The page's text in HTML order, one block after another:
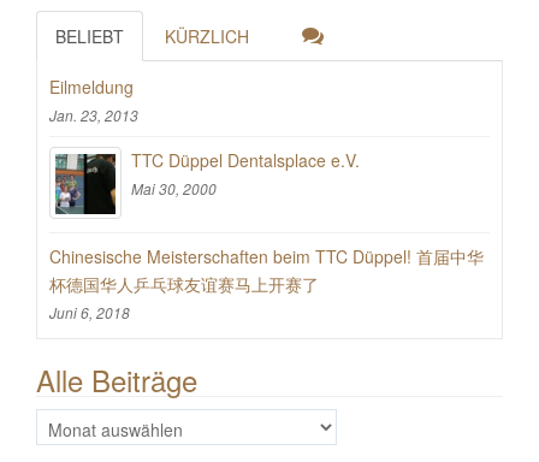
BELIEBT KÜRZLICH
Eilmeldung
Jan. 23, 2013
TTC Düppel Dentalsplace e.V.
Mai 30, 2000
Chinesische Meisterschaften beim TTC Düppel! 首届中华
杯德国华人乒乓球友谊赛马上开赛了
Juni 6, 2018
Alle Beiträge
Alle
Beiträge